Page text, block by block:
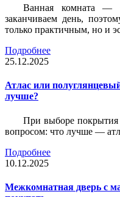
Ванная комната —
заканчиваем день,
только практичным, но и
Подробнее
25.12.2025
Атлас или
лучше?
При выборе покрытия
вопросом: что лучше —
Подробнее
10.12.2025
Межкомнатная дверь с